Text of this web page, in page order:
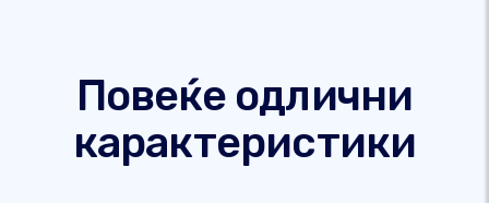
Повеќе одлични
карактеристики